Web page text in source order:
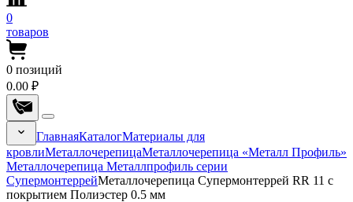
0
товаров
0 позиций
0.00 ₽
ГлавнаяКаталогМатериалы для
кровлиМеталлочерепицаМеталлочерепица «Металл Профиль»
Металлочерепица Металлпрофиль серии
СупермонтеррейМеталлочерепица Супермонтеррей RR 11 с
покрытием Полиэстер 0.5 мм